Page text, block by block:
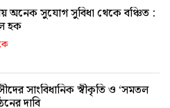
অনেক সুযোগ সুবিধা থেকে বঞ্চিত :
হক
সাংবিধানিক স্বীকৃতি ও ‘সমতল
দাবি